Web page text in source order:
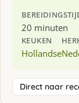
20 minuten
KEUKEN
Hollandse
Direct naar